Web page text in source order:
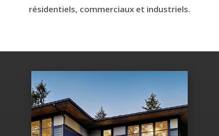
résidentiels, commerciaux et industriels.